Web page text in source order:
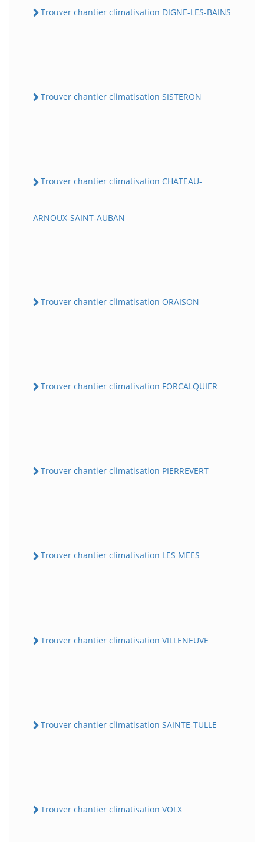
Trouver chantier climatisation DIGNE-LES-BAINS
Trouver chantier climatisation SISTERON
Trouver chantier climatisation CHATEAU-
ARNOUX-SAINT-AUBAN
Trouver chantier climatisation ORAISON
Trouver chantier climatisation FORCALQUIER
Trouver chantier climatisation PIERREVERT
Trouver chantier climatisation LES MEES
Trouver chantier climatisation VILLENEUVE
Trouver chantier climatisation SAINTE-TULLE
Trouver chantier climatisation VOLX